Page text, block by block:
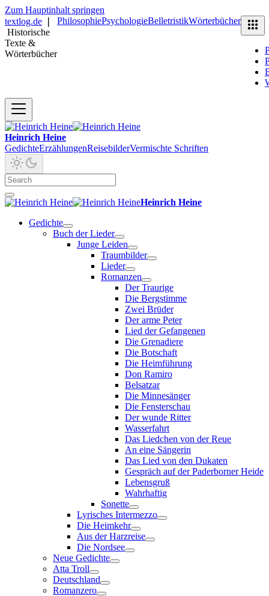
Zum Hauptinhalt springen
textlog.de
Historische
Texte &
Wörterbücher
PhilosophiePsychologieBelletristikWörterbücher
Heinrich Heine
GedichteErzählungenReisebilderVermischte Schriften
Heinrich Heine
Gedichte
Buch der Lieder
Junge Leiden
Traumbilder
Lieder
Romanzen
Der Traurige
Die Bergstimme
Zwei Brüder
Der arme Peter
Lied der Gefangenen
Die Grenadiere
Die Botschaft
Die Heimführung
Don Ramiro
Belsatzar
Die Minnesänger
Die Fensterschau
Der wunde Ritter
Wasserfahrt
Das Liedchen von der Reue
An eine Sängerin
Das Lied von den Dukaten
Gespräch auf der Paderborner Heide
Lebensgruß
Wahrhaftig
Sonette
Lyrisches Intermezzo
Die Heimkehr
Aus der Harzreise
Die Nordsee
Neue Gedichte
Atta Troll
Deutschland
Romanzero